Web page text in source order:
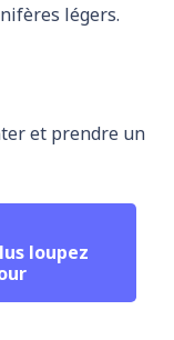
légers.
et prendre un
loupez